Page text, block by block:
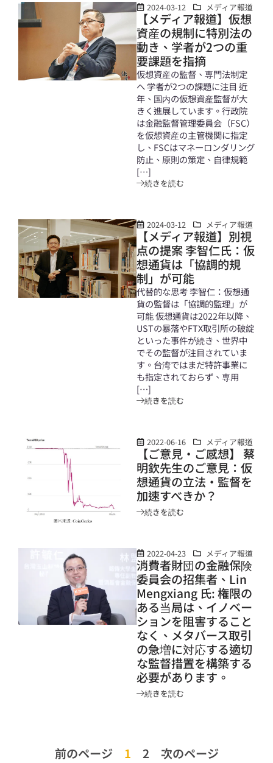
2024-03-12 メディア報道
【メディア報道】仮想
資産の規制に特別法の
動き、学者が2つの重
要課題を指摘
仮想資産の監督、専門法制定
へ 学者が2つの課題に注目 近
年、国内の仮想資産監督が大
きく進展しています。行政院
は金融監督管理委員会（FSC）
を仮想資産の主管機関に指定
し、FSCはマネーロンダリング
防止、原則の策定、自律規範
[…]
続きを読む
2024-03-12 メディア報道
【メディア報道】別視
点の提案 李智仁氏：仮
想通貨は「協調的規
制」が可能
代替的な思考 李智仁：仮想通
貨の監督は「協調的監理」が
可能 仮想通貨は2022年以降、
USTの暴落やFTX取引所の破綻
といった事件が続き、世界中
でその監督が注目されていま
す。台湾ではまだ特許事業に
も指定されておらず、専用
[…]
続きを読む
2022-06-16 メディア報道
【ご意見・ご感想】 蔡
明欽先生のご意見：仮
想通貨の立法・監督を
加速すべきか？
続きを読む
2022-04-23 メディア報道
消費者財団の金融保険
委員会の招集者、Lin
Mengxiang 氏: 権限の
ある当局は、イノベー
ションを阻害すること
なく、メタバース取引
の急増に対応する適切
な監督措置を構築する
必要があります。
続きを読む
前のページ 1 2 次のページ